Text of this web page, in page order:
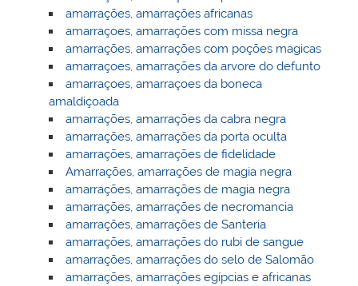
amarrações, amarrações africanas
amarraçoes, amarrações com missa negra
amarrações, amarrações com poções magicas
amarraçoes, amarrações da arvore do defunto
amarraçoes, amarraçoes da boneca
amaldiçoada
amarrações, amarrações da cabra negra
amarrações, amarrações da porta oculta
amarrações, amarrações de fidelidade
Amarrações, amarrações de magia negra
amarrações, amarrações de magia negra
amarrações, amarrações de necromancia
amarrações, amarrações de Santeria
amarrações, amarrações do rubi de sangue
amarrações, amarrações do selo de Salomão
amarrações, amarrações egípcias e africanas